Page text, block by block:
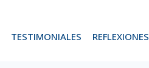
TESTIMONIALES REFLEXIONES